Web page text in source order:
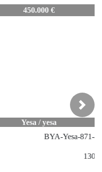
BYA-Yesa-871-872
Next